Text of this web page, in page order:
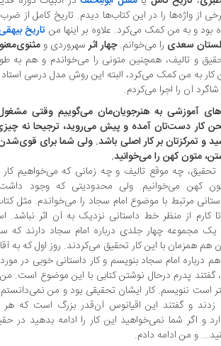
از واژه‌ها را در این کتاب‌ها دیدم. تاریخ کامل از
بود و به من کمک می‌کرد. علاوه بر اینها من تاریخ
سعدی را می‌خوانم.چهار اثرسهروردی و
و تالیف، همچنین متونی را می‌خواندم و هم
کار به من کمک می‌کرد، البته این روش مدل درسی
آن را اجرا می‌کردم.
آموزشی به هنرجویان‌مان می‌گوییم وقتی
کار دست‌تان آمده و پیش می‌روید، ترجیحا نه
و تمرکزتان بر کار اصلی باشد. ولی شما برای
متون کهن را می‌خوانید.
چه موقع تالیف و چه زمانی که می‌خواهیم کار
کهن می‌خوانیم. ولی محدودیتی که وجود داشت،
مرتبط با موضوع امام سجاد را می‌خواندم. مثل
تا کارم از منظر خط داستانی نزدیک به آن اثر نباشد.
مجموعه چهار جلدی درباره امام سجاد دارند
هم همزمان با این کار تحقیق می‌کردند. روز اول که به
درباره امام سجاد بنویسم و کار داستانی خوبی در
گفتند پدرم درحال نوشتن کتابی با این موضوع است.
است ننویسم. کار ایشان تحقیقی بود و من
و گفتند این اقیانوس آن‌قدر بزرگ است که
و اگر شما نمی‌خواهید این کار را ادامه بدهید در
و من ادامه دادم.